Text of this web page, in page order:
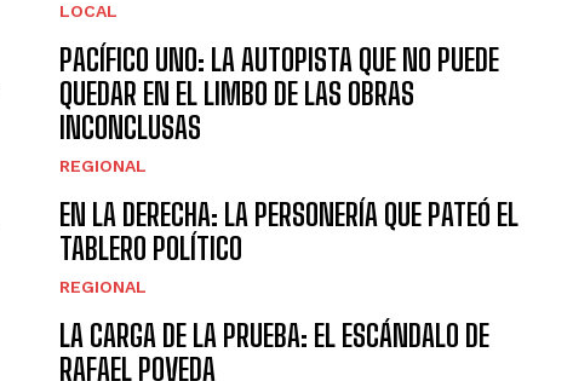
LOCAL
PACÍFICO UNO: LA AUTOPISTA QUE NO PUEDE
QUEDAR EN EL LIMBO DE LAS OBRAS
INCONCLUSAS
REGIONAL
EN LA DERECHA: LA PERSONERÍA QUE PATEÓ EL
TABLERO POLÍTICO
REGIONAL
LA CARGA DE LA PRUEBA: EL ESCÁNDALO DE
RAFAEL POVEDA